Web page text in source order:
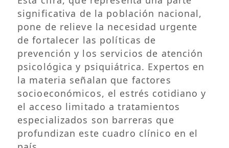
significativa de la población nacional,
pone de relieve la necesidad urgente
de fortalecer las políticas de
prevención y los servicios de atención
psicológica y psiquiátrica. Expertos en
la materia señalan que factores
socioeconómicos, el estrés cotidiano y
el acceso limitado a tratamientos
especializados son barreras que
profundizan este cuadro clínico en el